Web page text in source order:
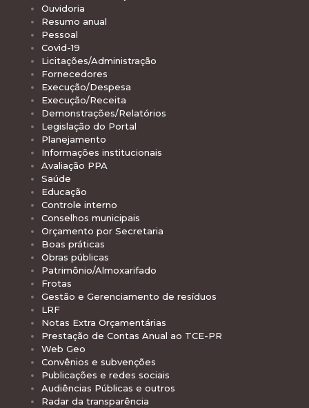
Ouvidoria
Resumo anual
Pessoal
Covid-19
Licitações/Administração
Fornecedores
Execução/Despesa
Execução/Receita
Demonstrações/Relatórios
Legislação do Portal
Planejamento
Informações institucionais
Avaliação PPA
Saúde
Educação
Controle interno
Conselhos municipais
Orçamento por Secretaria
Boas práticas
Obras públicas
Patrimônio/Almoxarifado
Frotas
Gestão e Gerenciamento de resíduos
LRF
Notas Extra Orçamentárias
Prestação de Contas Anual ao TCE-PR
Web Geo
Convênios e subvenções
Publicações e redes sociais
Audiências Públicas e outros
Radar da transparência